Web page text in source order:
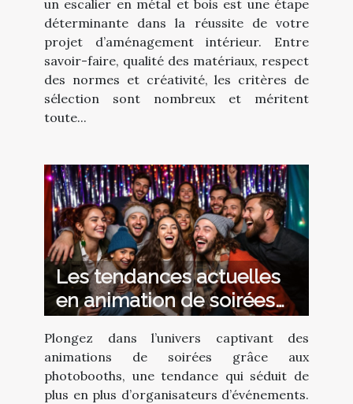
un escalier en métal et bois est une étape
déterminante dans la réussite de votre
projet d’aménagement intérieur. Entre
savoir-faire, qualité des matériaux, respect
des normes et créativité, les critères de
sélection sont nombreux et méritent
toute...
Les tendances actuelles
en animation de soirées
avec photobooth
Plongez dans l’univers captivant des
animations de soirées grâce aux
photobooths, une tendance qui séduit de
plus en plus d’organisateurs d’événements.